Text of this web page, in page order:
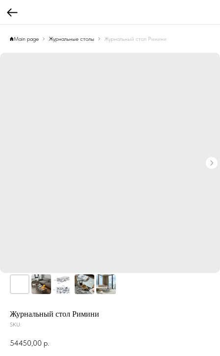
Main page Журнальные столы Журнальный стол Римини
Журнальный стол Римини
SKU:
54450,00 р.